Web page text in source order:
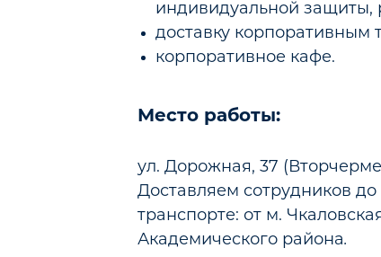
индивидуальной
доставку корпоративным
корпоративное кафе.
Место работы:
ул. Дорожная, 37
Доставляем сотрудников
транспорте: от м.
Академического района.